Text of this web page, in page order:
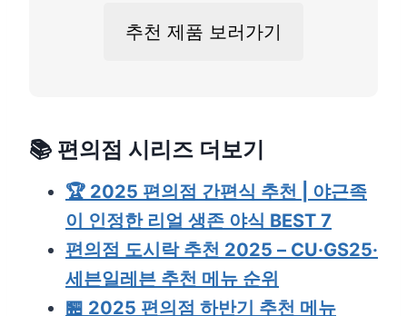
추천 제품 보러가기
📚 편의점 시리즈 더보기
🏆 2025 편의점 간편식 추천 | 야근족
이 인정한 리얼 생존 야식 BEST 7
편의점 도시락 추천 2025 – CU·GS25·
세븐일레븐 추천 메뉴 순위
🏪 2025 편의점 하반기 추천 메뉴